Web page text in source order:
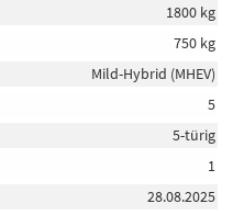
1800 kg
750 kg
Mild-Hybrid (MHEV)
5
5-türig
1
28.08.2025